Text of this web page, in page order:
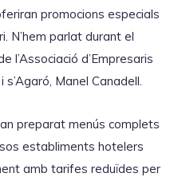
promocions especials
N’hem parlat durant el
l’Associació d’Empresaris
s’Agaró, Manel Canadell.
preparat menús complets
establiments hotelers
amb tarifes reduïdes per